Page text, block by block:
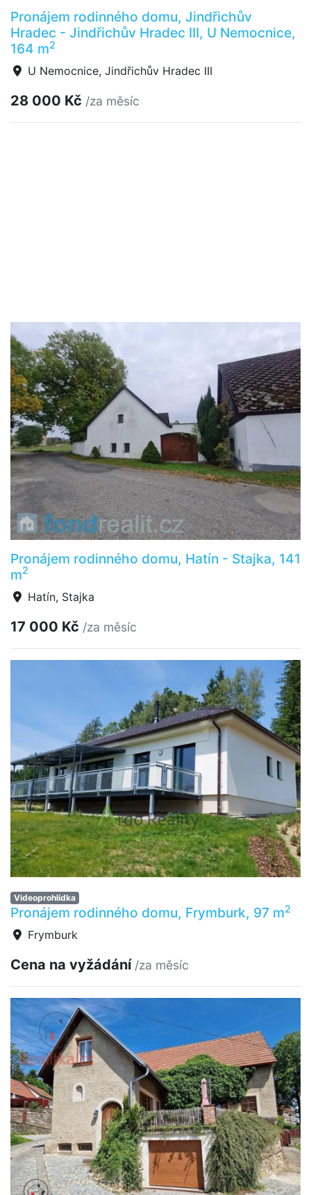
Pronájem rodinného domu, Jindřichův
Hradec - Jindřichův Hradec III, U Nemocnice,
164 m2
U Nemocnice, Jindřichův Hradec III
28 000 Kč /za měsíc
Pronájem rodinného domu, Hatín - Stajka, 141
m2
Hatín, Stajka
17 000 Kč /za měsíc
Videoprohlídka
Pronájem rodinného domu, Frymburk, 97 m2
Frymburk
Cena na vyžádání /za měsíc